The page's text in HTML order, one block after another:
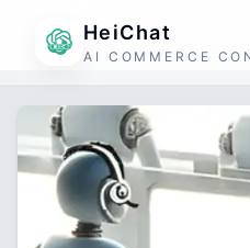
HeiChat
AI COMMERCE